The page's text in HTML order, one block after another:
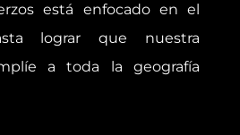
está enfocado en el
lograr que nuestra
a toda la geografía